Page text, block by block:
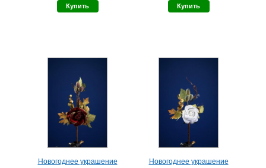
Купить Купить
Новогоднее украшение
Новогоднее украшение